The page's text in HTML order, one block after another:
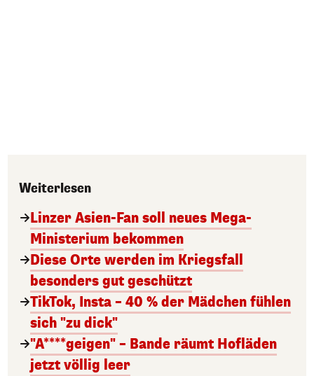
Weiterlesen
Linzer Asien-Fan soll neues Mega-
Ministerium bekommen
Diese Orte werden im Kriegsfall
besonders gut geschützt
TikTok, Insta – 40 % der Mädchen fühlen
sich "zu dick"
"A****geigen" – Bande räumt Hofläden
jetzt völlig leer